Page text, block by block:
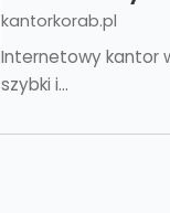
kantorkorab.pl
Internetowy kantor
szybki i...